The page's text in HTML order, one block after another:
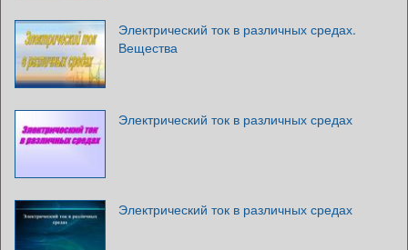
Электрический ток в различных средах.
Вещества
Электрический ток в различных средах
Электрический ток в различных средах